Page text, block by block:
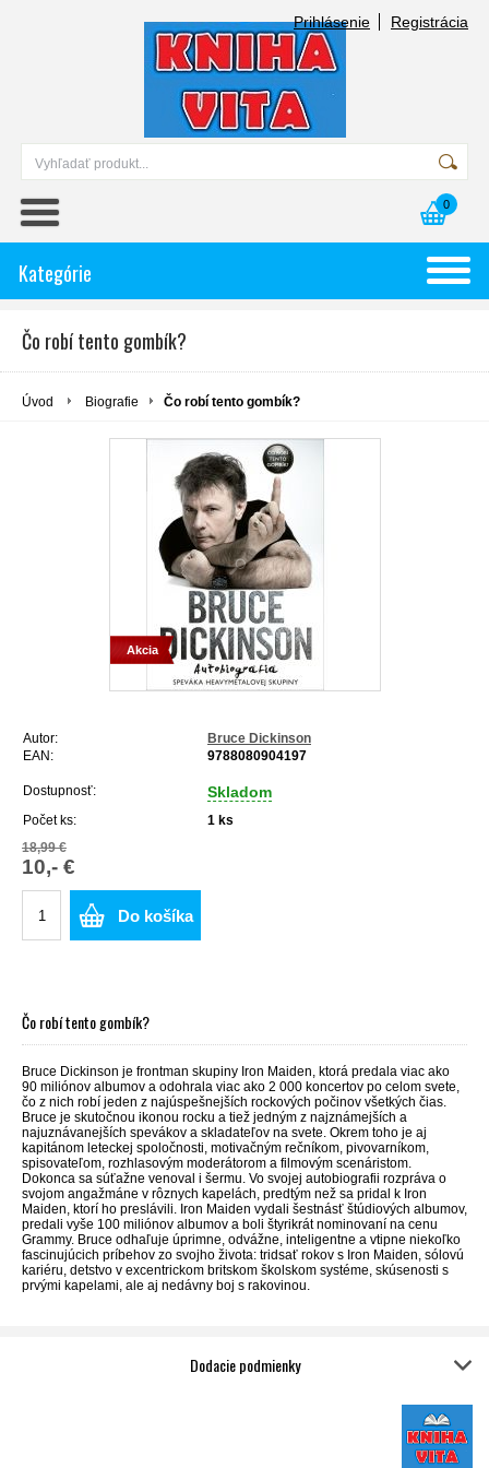
Prihlásenie Registrácia
0
Kategórie
Čo robí tento gombík?
Úvod Biografie Čo robí tento gombík?
Akcia
Autor:
Bruce Dickinson
EAN:
9788080904197
Dostupnosť: Skladom
Počet ks: 1 ks
18,99 €
10,- €
Do košíka
Čo robí tento gombík?
Bruce Dickinson je frontman skupiny Iron Maiden, ktorá predala viac ako
90 miliónov albumov a odohrala viac ako 2 000 koncertov po celom svete,
čo z nich robí jeden z najúspešnejších rockových počinov všetkých čias.
Bruce je skutočnou ikonou rocku a tiež jedným z najznámejších a
najuznávanejších spevákov a skladateľov na svete. Okrem toho je aj
kapitánom leteckej spoločnosti, motivačným rečníkom, pivovarníkom,
spisovateľom, rozhlasovým moderátorom a filmovým scenáristom.
Dokonca sa súťažne venoval i šermu. Vo svojej autobiografii rozpráva o
svojom angažmáne v rôznych kapelách, predtým než sa pridal k Iron
Maiden, ktorí ho preslávili. Iron Maiden vydali šestnásť štúdiových albumov,
predali vyše 100 miliónov albumov a boli štyrikrát nominovaní na cenu
Grammy. Bruce odhaľuje úprimne, odvážne, inteligentne a vtipne niekoľko
fascinujúcich príbehov zo svojho života: tridsať rokov s Iron Maiden, sólovú
kariéru, detstvo v excentrickom britskom školskom systéme, skúsenosti s
prvými kapelami, ale aj nedávny boj s rakovinou.
Dodacie podmienky